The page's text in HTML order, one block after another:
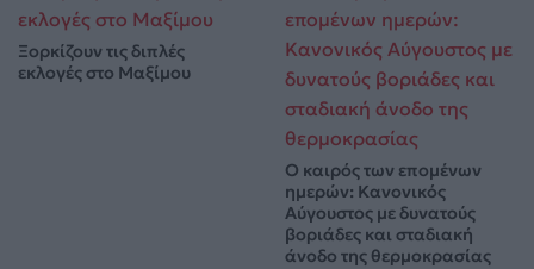
Ξορκίζουν τις διπλές
εκλογές στο Μαξίμου
Ο καιρός των επομένων
ημερών: Κανονικός
Αύγουστος με δυνατούς
βοριάδες και σταδιακή
άνοδο της θερμοκρασίας